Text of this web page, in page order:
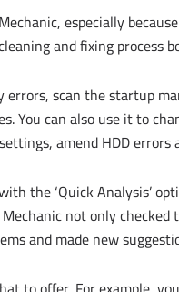
especially
and fixing process
scan the startup
You can also use it to
amend HDD
the ‘Quick Analysis’
not only
and made new